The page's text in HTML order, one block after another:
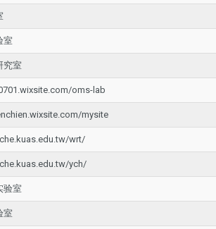
室
究室
oms-lab
mysite
wrt/
ych/
验室
室